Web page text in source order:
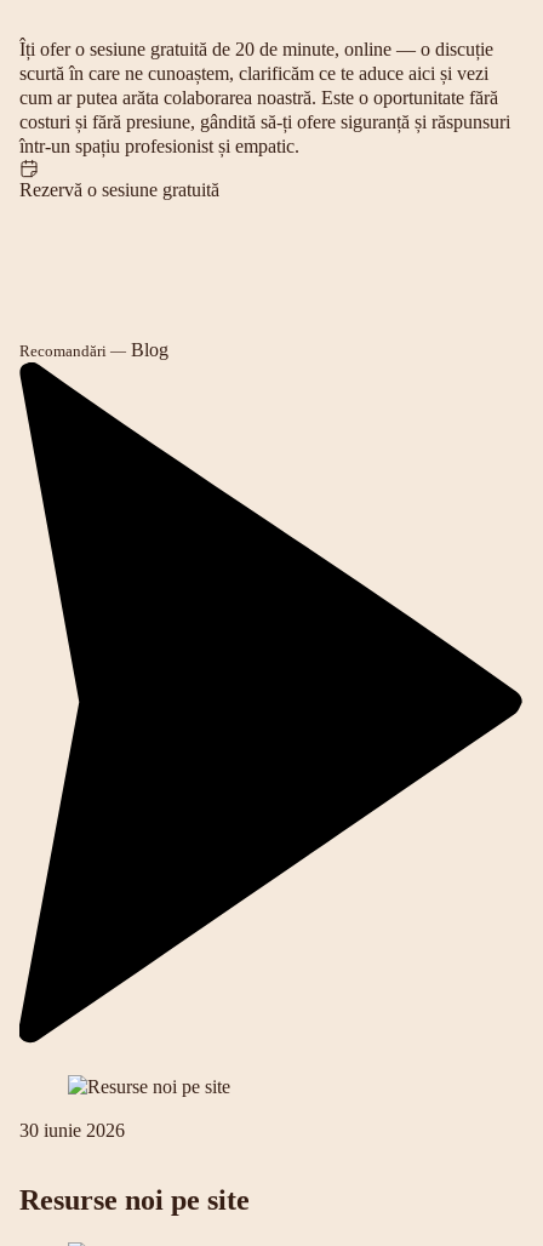
Îți ofer o sesiune gratuită de 20 de minute, online — o discuție
scurtă în care ne cunoaștem, clarificăm ce te aduce aici și vezi
cum ar putea arăta colaborarea noastră. Este o oportunitate fără
costuri și fără presiune, gândită să-ți ofere siguranță și răspunsuri
într-un spațiu profesionist și empatic.
Rezervă o sesiune gratuită
Recomandări — Blog
30 iunie 2026
Resurse noi pe site